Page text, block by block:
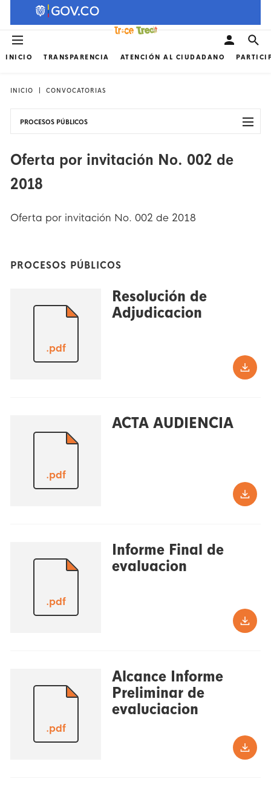
INICIO TRANSPARENCIA ATENCIÓN AL CIUDADANO
INICIO CONVOCATORIAS
PROCESOS PÚBLICOS
Oferta por invitación No. 002 de
2018
Oferta por invitación No. 002 de 2018
PROCESOS PÚBLICOS
.pdf
Resolución de
Adjudicacion
.pdf
ACTA AUDIENCIA
.pdf
Informe Final de
evaluacion
.pdf
Alcance Informe
Preliminar de
evaluciacion